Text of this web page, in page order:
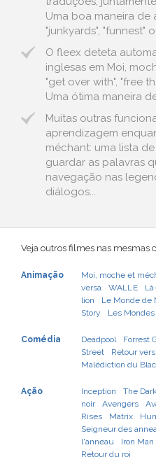
Uma boa maneira
"junkyards", "funnest"
O fleex deteta
inglesas em Moi,
"get over with", "free
Uma ótima maneira
Muitas outras
aprendizagem
méchant: uma lista
guardar as palavras
navegação nas
diálogos...
Veja outros filmes nas mesmas
Animação Moi, moche et
versa
WALL·E
lion
Le Monde de
Story
Les
Comédia Deadpool Forrest
Street
Retour
Malédiction du
Ação Inception
The
noir
Avengers
Rises
Matrix
Seigneur des
l'anneau
Iron Man
Retour du roi